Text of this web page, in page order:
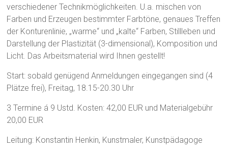
verschiedener Technikmöglichkeiten. U.a. mischen von
Farben und Erzeugen bestimmter Farbtöne, genaues Treffen
der Konturenlinie, „warme“ und „kalte“ Farben, Stillleben und
Darstellung der Plastizität (3-dimensional), Komposition und
Licht. Das Arbeitsmaterial wird Ihnen gestellt!
Start: sobald genügend Anmeldungen eingegangen sind (4
Plätze frei), Freitag, 18.15-20.30 Uhr
3 Termine á 9 Ustd. Kosten: 42,00 EUR und Materialgebühr
20,00 EUR
Leitung: Konstantin Henkin, Kunstmaler, Kunstpädagoge